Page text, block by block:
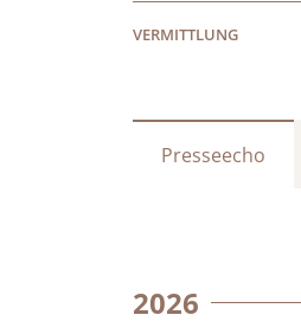
VERMITTLUNG
Presseecho
2026